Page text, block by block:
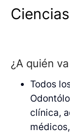
¿A quién
Todos
clínica,